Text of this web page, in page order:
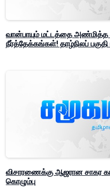
வான்பாயும் மட்டத்தை அண்மித்த
நீர்த்தேக்கங்கள்! தாழ்நிலப்
விசாரணைக்கு ஆஜரான சாகர
கொழும்பு